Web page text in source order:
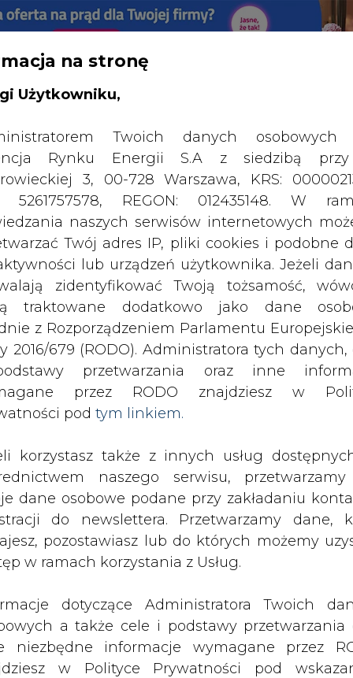
na stronę
Użytkowniku,
Twoich danych osobowych
Rynku Energii S.A z siedzibą
3, 00-728 Warszawa, KRS:
5261757578, REGON: 012435148. W
naszych serwisów internetowych
Twój adres IP, pliki cookies i podobne
lub urządzeń użytkownika. Jeżeli
zidentyfikować Twoją tożsamość,
traktowane dodatkowo jako dane
z Rozporządzeniem Parlamentu
2016/679 (RODO). Administratora tych danych,
przetwarzania oraz inne
przez RODO znajdziesz w
pod tym linkiem.
korzystasz także z innych usług
naszego serwisu,
dane osobowe podane przy zakładaniu
do newslettera. Przetwarzamy dane,
pozostawiasz lub do których możemy
w ramach korzystania z Usług.
dotyczące Administratora Twoich
a także cele i podstawy przetwarzania
niezbędne informacje wymagane przez
w Polityce Prywatności pod
węgiel mogą doskonale współpracować
drukuj skomentuj udostępnij
współpracować – przekonywał w
Ireneusz Zyska.
lata będzie potrzebować
i jądrowe.